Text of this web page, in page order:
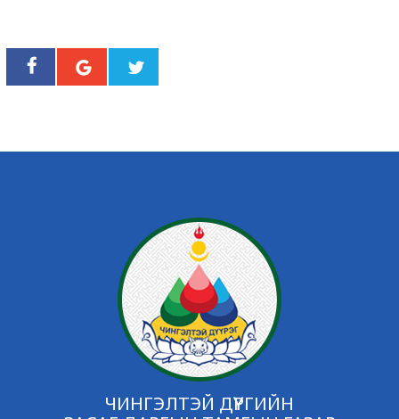
ЧИНГЭЛТЭЙ ДҮҮРГИЙН